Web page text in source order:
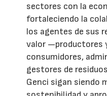
sectores con la
fortaleciendo la
los agentes de sus
valor —productores
consumidores,
gestores de
Genci sigan siendo